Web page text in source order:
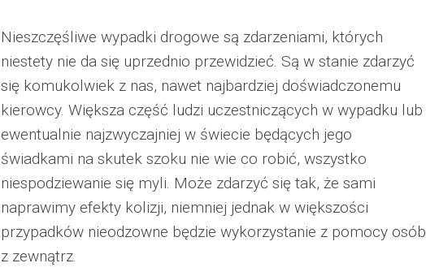
Nieszczęśliwe wypadki drogowe są zdarzeniami, których
niestety nie da się uprzednio przewidzieć. Są w stanie zdarzyć
się komukolwiek z nas, nawet najbardziej doświadczonemu
kierowcy. Większa część ludzi uczestniczących w wypadku lub
ewentualnie najzwyczajniej w świecie będących jego
świadkami na skutek szoku nie wie co robić, wszystko
niespodziewanie się myli. Może zdarzyć się tak, że sami
naprawimy efekty kolizji, niemniej jednak w większości
przypadków nieodzowne będzie wykorzystanie z pomocy osób
z zewnątrz.